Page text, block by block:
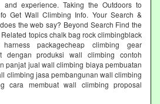
experience. Taking the Outdoors to
Get Wall Climbing Info. Your Search &
the web say? Beyond Search Find the
topics chalk bag rock climbingblack
harness packagecheap climbing gear
dengan produksi wall climbing contoh
panjat jual wall climbing biaya pembuatan
climbing jasa pembangunan wall climbing
cara membuat wall climbing proposal